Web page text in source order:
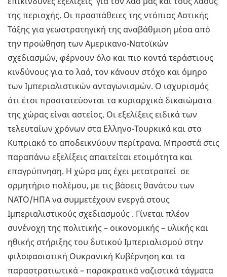
της περιοχής. Οι προσπάθειες της ντόπιας Αστικής
Τάξης για γεωστρατηγική της αναβάθμιση μέσα από
την προώθηση των Αμερικανο-Νατοϊκών
σχεδιασμών, φέρνουν όλο και πιο κοντά τεράστιους
κινδύνους για το λαό, τον κάνουν στόχο και όμηρο
των Ιμπεριαλιστικών ανταγωνισμών. Ο ισχυρισμός
ότι έτσι προστατεύονται τα κυριαρχικά δικαιώματα
της χώρας είναι αστείος. Οι εξελίξεις ειδικά των
τελευταίων χρόνων στα Ελληνο-Τουρκικά και στο
Κυπριακό το αποδεικνύουν περίτρανα. Μπροστά στις
παραπάνω εξελίξεις απαιτείται ετοιμότητα και
επαγρύπνηση. Η χώρα μας έχει μετατραπεί σε
ορμητήριο πολέμου, με τις βάσεις θανάτου των
ΝΑΤΟ/ΗΠΑ να συμμετέχουν ενεργά στους
Ιμπεριαλιστικούς σχεδιασμούς . Γίνεται πλέον
συνένοχη της πολιτικής – οικονομικής – υλικής και
ηθικής στήριξης του δυτικού Ιμπεριαλισμού στην
φιλοφασιστική Ουκρανική Κυβέρνηση και τα
παραστρατιωτικά – παρακρατικά ναζιστικά τάγματα